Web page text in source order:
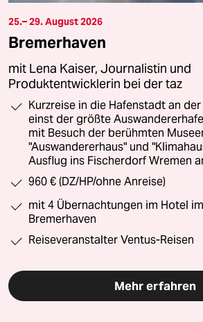
25.– 29. August 2026
Bremerhaven
mit Lena Kaiser, Journalistin und
Produktentwicklerin bei der taz
Kurzreise in die Hafenstadt an
einst der größte
mit Besuch der berühmten
"Auswandererhaus" und
Ausflug ins Fischerdorf Wremen
960 € (DZ/HP/ohne Anreise)
mit 4 Übernachtungen im Hotel
Bremerhaven
Reiseveranstalter Ventus-Reisen
Mehr erfahren